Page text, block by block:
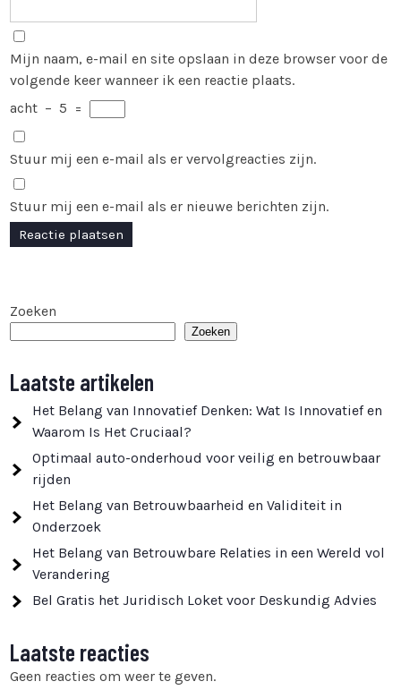
Mijn naam, e-mail en site opslaan in deze browser voor de
volgende keer wanneer ik een reactie plaats.
acht − 5 =
Stuur mij een e-mail als er vervolgreacties zijn.
Stuur mij een e-mail als er nieuwe berichten zijn.
Zoeken
Zoeken
Laatste artikelen
Het Belang van Innovatief Denken: Wat Is Innovatief en
Waarom Is Het Cruciaal?
Optimaal auto-onderhoud voor veilig en betrouwbaar
rijden
Het Belang van Betrouwbaarheid en Validiteit in
Onderzoek
Het Belang van Betrouwbare Relaties in een Wereld vol
Verandering
Bel Gratis het Juridisch Loket voor Deskundig Advies
Laatste reacties
Geen reacties om weer te geven.